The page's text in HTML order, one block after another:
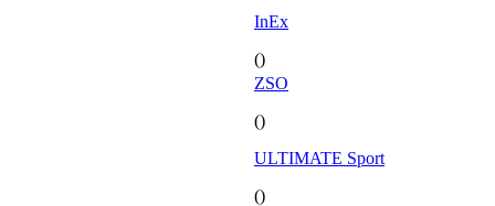
InEx
()
ZSO
()
ULTIMATE Sport
()